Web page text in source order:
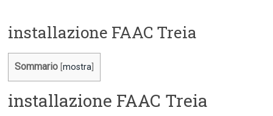
installazione FAAC Treia
Sommario [mostra
installazione FAAC Treia